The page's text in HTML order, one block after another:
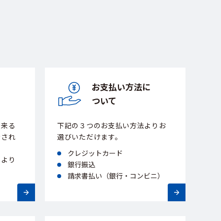
る
れ
り
お支払い方法に
ついて
下記の３つのお支払い方法よりお
選びいただけます。
クレジットカード
銀行振込
請求書払い（銀行・コンビニ）